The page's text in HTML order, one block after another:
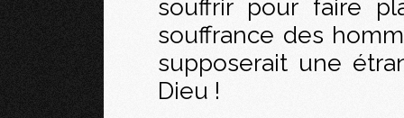
souffrir pour faire
souffrance des
supposerait une
Dieu !